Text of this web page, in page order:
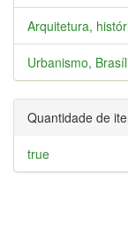
Arquitetura,
Urbanismo,
Quantidade de
true